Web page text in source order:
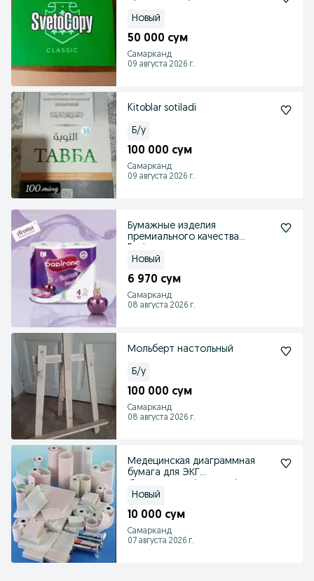
Новый
50 000 сум
Самарканд
09 августа 2026 г.
Kitoblar sotiladi
Б/у
100 000 сум
Самарканд
09 августа 2026 г.
Бумажные изделия
премиального качества
Новый
6 970 сум
Самарканд
08 августа 2026 г.
Мольберт настольный
Б/у
100 000 сум
Самарканд
08 августа 2026 г.
Медецинская диаграммная
бумага для ЭКГ
Новый
10 000 сум
Самарканд
07 августа 2026 г.